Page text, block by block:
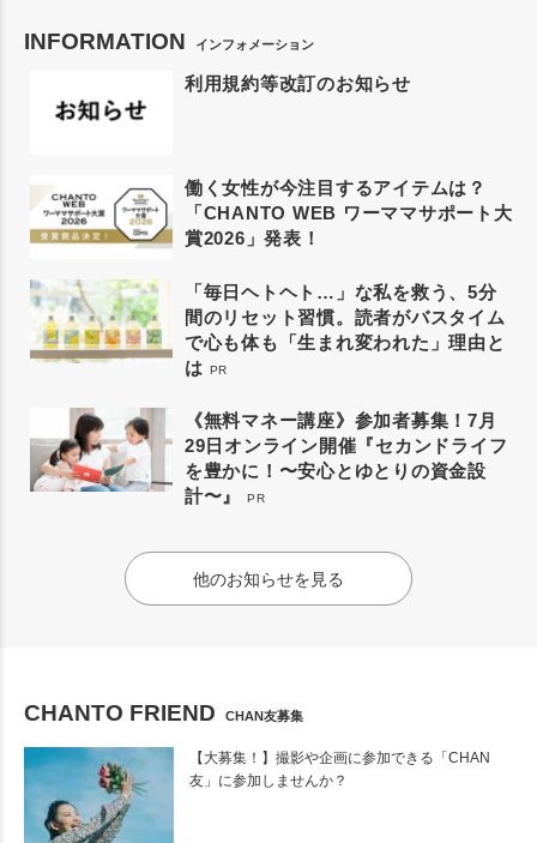
INFORMATION インフォメーション
利用規約等改訂のお知らせ
働く女性が今注目するアイテムは？
「CHANTO WEB ワーママサポート大
賞2026」発表！
「毎日ヘトヘト…」な私を救う、5分
間のリセット習慣。読者がバスタイム
で心も体も「生まれ変われた」理由と
は PR
《無料マネー講座》参加者募集！7月
29日オンライン開催『セカンドライフ
を豊かに！〜安心とゆとりの資金設
計〜』
PR
他のお知らせを見る
CHANTO FRIEND CHAN友募集
【大募集！】撮影や企画に参加できる「CHAN
友」に参加しませんか？